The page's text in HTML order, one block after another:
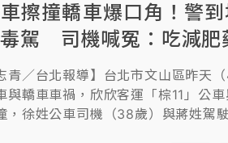
擦撞轎車爆口角！警
駕 司機喊冤：吃減肥
青／台北報導】台北市文山區昨天
與轎車車禍，欣欣客運「棕11」公
，徐姓公車司機（38歲）與蔣姓駕